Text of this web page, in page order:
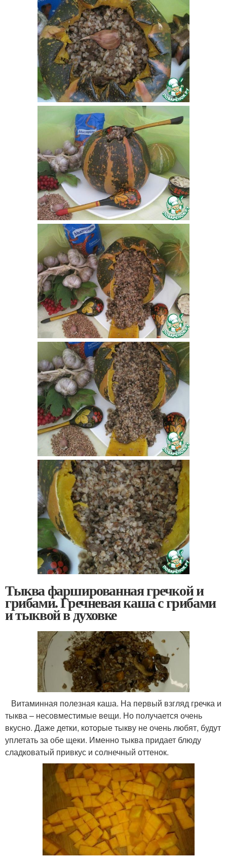
Тыква фаршированная гречкой и
грибами. Гречневая каша с грибами
и тыквой в духовке
Витаминная полезная каша. На первый взгляд гречка и
тыква – несовместимые вещи. Но получается очень
вкусно. Даже детки, которые тыкву не очень любят, будут
уплетать за обе щеки. Именно тыква придает блюду
сладковатый привкус и солнечный оттенок.